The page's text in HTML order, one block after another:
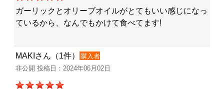
ガーリックとオリーブオイルがとてもいい感じになっ
ているから、なんでもかけて食べてます!
MAKIさん（1件）
購入者
非公開 投稿日：2024年06月02日